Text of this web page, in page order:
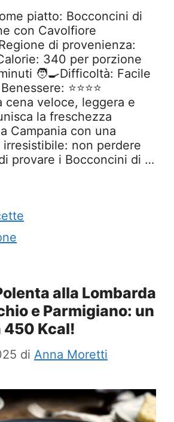
piatto: Bocconcini di
con Cavolfiore
di provenienza:
340 per porzione
🧑‍🍳Difficoltà: Facile
⭐⭐⭐⭐
cena veloce, leggera e
la freschezza
Campania con una
non perdere
provare i Bocconcini di …
alla Lombarda
e Parmigiano: un
450 Kcal!
di Anna Moretti